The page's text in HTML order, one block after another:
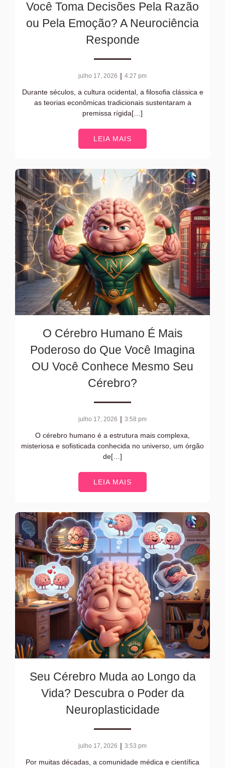
Você Toma Decisões Pela Razão
ou Pela Emoção? A Neurociência
Responde
julho 17, 2026 | 4:27 pm
Durante séculos, a cultura ocidental, a filosofia clássica e
as teorias econômicas tradicionais sustentaram a
premissa rígida[…]
LEIA MAIS
O Cérebro Humano É Mais
Poderoso do Que Você Imagina
OU Você Conhece Mesmo Seu
Cérebro?
julho 17, 2026 | 3:58 pm
O cérebro humano é a estrutura mais complexa,
misteriosa e sofisticada conhecida no universo, um órgão
de[…]
LEIA MAIS
Seu Cérebro Muda ao Longo da
Vida? Descubra o Poder da
Neuroplasticidade
julho 17, 2026 | 3:53 pm
Por muitas décadas, a comunidade médica e científica